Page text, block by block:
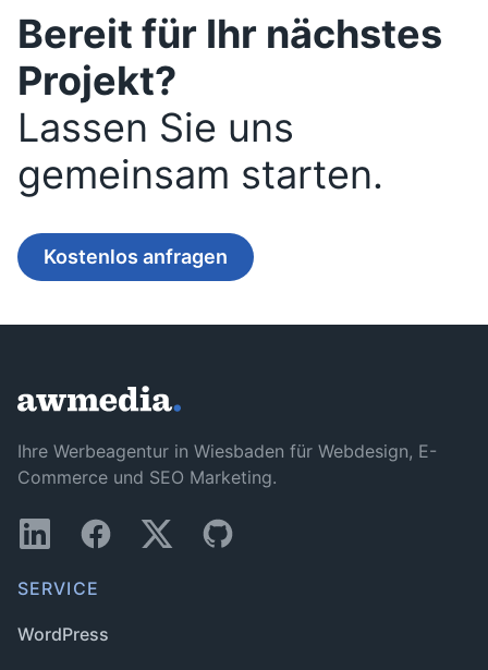
Bereit für Ihr nächstes
Projekt?
Lassen Sie uns
gemeinsam starten.
Kostenlos anfragen
Ihre Werbeagentur in Wiesbaden für Webdesign, E-
Commerce und SEO Marketing.
SERVICE
WordPress